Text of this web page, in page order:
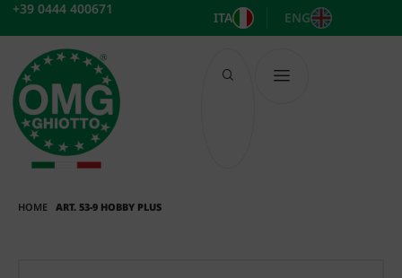
Vai
contenuto
+39 0444 400671
ITA ENG
HOME ART. 53-9 HOBBY PLUS